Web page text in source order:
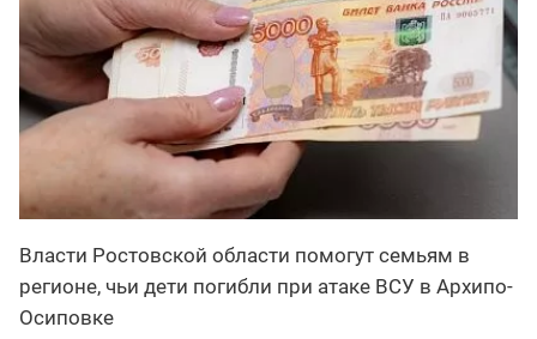
Власти Ростовской области помогут семьям в
регионе, чьи дети погибли при атаке ВСУ в Архипо-
Осиповке